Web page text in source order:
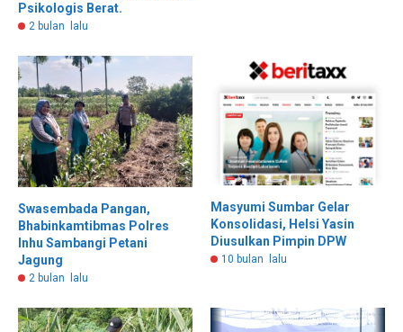
Psikologis Berat.
2 bulan lalu
Swasembada Pangan,
Bhabinkamtibmas Polres
Inhu Sambangi Petani
Jagung
2 bulan lalu
Masyumi Sumbar Gelar
Konsolidasi, Helsi Yasin
Diusulkan Pimpin DPW
10 bulan lalu